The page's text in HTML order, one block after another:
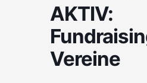
AKTIV:
Vereine